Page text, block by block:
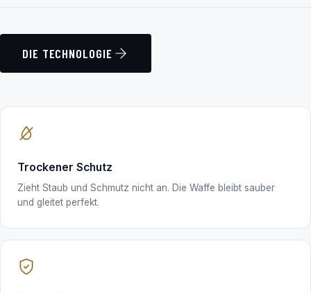
DIE TECHNOLOGIE
Trockener Schutz
Zieht Staub und Schmutz nicht an. Die Waffe bleibt sauber
und gleitet perfekt.